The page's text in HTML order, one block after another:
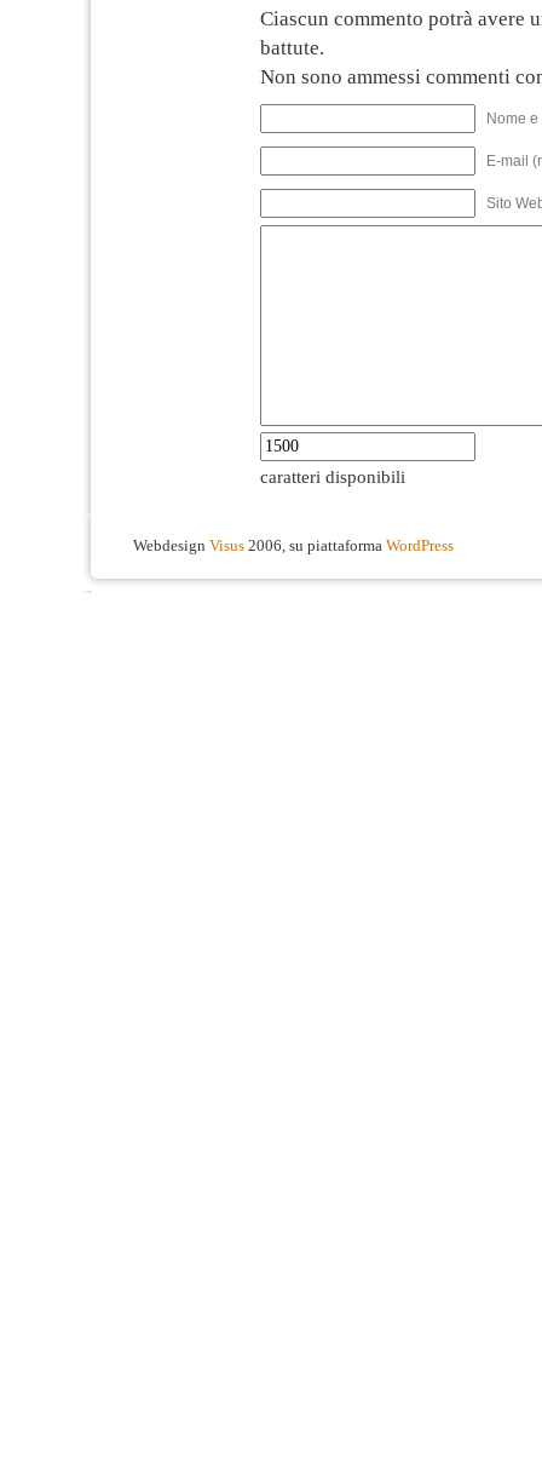
Ciascun commento potrà avere
battute.
Non sono ammessi commenti
Nome
E-mail
Sito
caratteri disponibili
Webdesign Visus 2006, su piattaforma WordPress